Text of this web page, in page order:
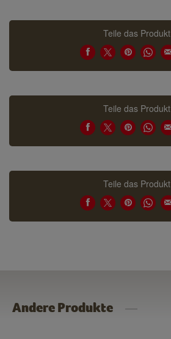
Teile das Produkt
Teile das Produkt
Teile das Produkt
Andere Produkte